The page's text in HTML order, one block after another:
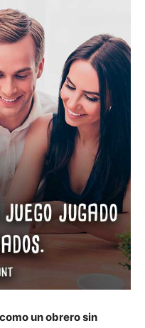
un obrero sin